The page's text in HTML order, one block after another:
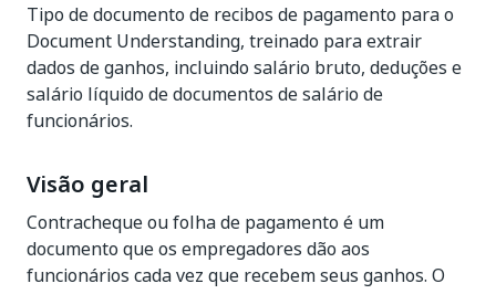
Tipo de documento de recibos de pagamento para o
Document Understanding, treinado para extrair
dados de ganhos, incluindo salário bruto, deduções e
salário líquido de documentos de salário de
funcionários.
Visão geral
Contracheque ou folha de pagamento é um
documento que os empregadores dão aos
funcionários cada vez que recebem seus ganhos. O